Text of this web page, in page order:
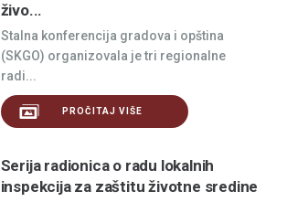
živo...
Stalna konferencija gradova i opština
(SKGO) organizovala je tri regionalne
radi...
PROČITAJ VIŠE
Serija radionica o radu lokalnih
inspekcija za zaštitu životne sredine